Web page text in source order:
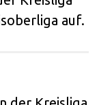
auf.